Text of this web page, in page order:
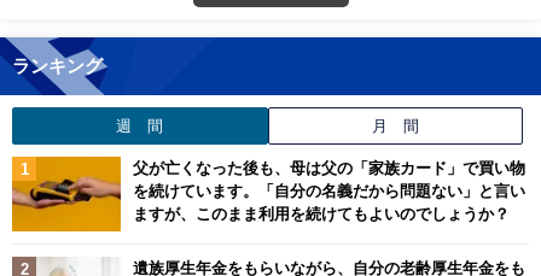
ランキング
週 間 月 間
父が亡くなった後も、母は父の「家族カード」で買い物
を続けています。「自分の名義だから問題ない」と言い
ますが、このまま利用を続けてもよいのでしょうか？
遺族厚生年金をもらいながら、自分の老齢厚生年金をも